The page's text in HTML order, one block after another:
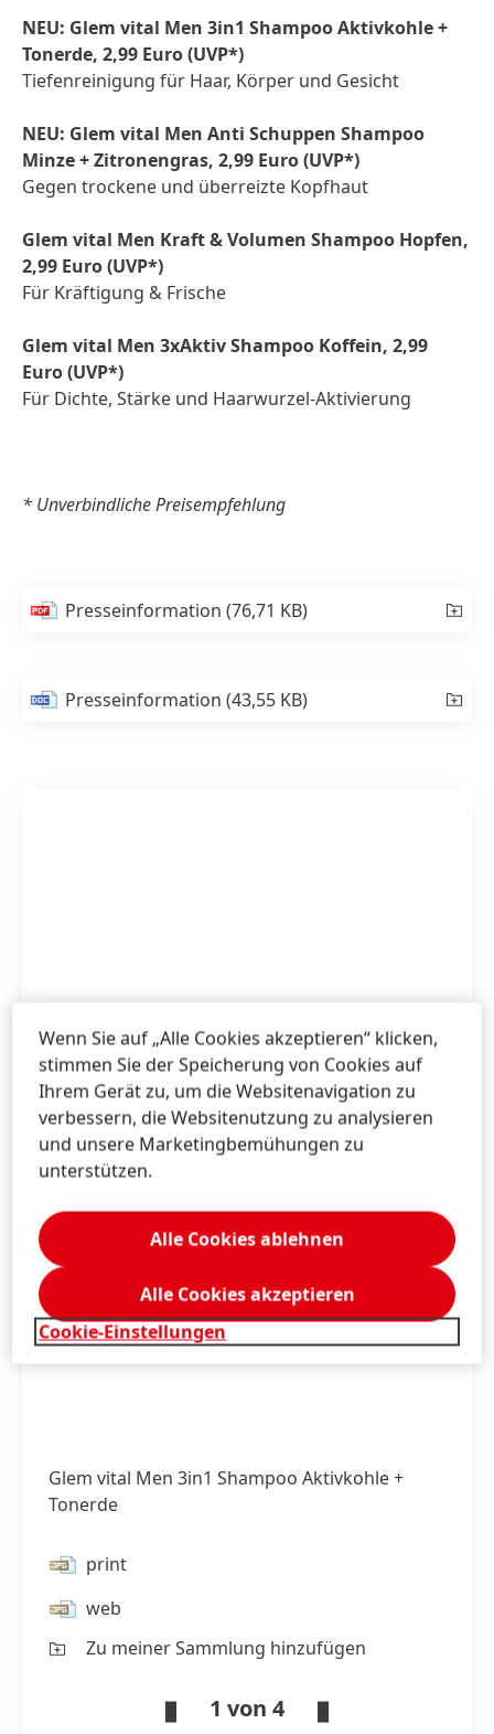
NEU: Glem vital Men 3in1 Shampoo Aktivkohle +
Tonerde, 2,99 Euro(UVP*)
Tiefenreinigung für Haar, Körper und Gesicht
NEU: Glem vital Men Anti Schuppen Shampoo
Minze + Zitronengras, 2,99 Euro(UVP*)
Gegen trockene und überreizte Kopfhaut
Glem vital Men Kraft & Volumen Shampoo Hopfen,
2,99 Euro(UVP*)
Für Kräftigung & Frische
Glem vital Men 3xAktiv Shampoo Koffein, 2,99
Euro(UVP*)
Für Dichte, Stärke und Haarwurzel-Aktivierung
* Unverbindliche Preisempfehlung
Presseinformation(76,71 KB)
Presseinformation(43,55 KB)
Glem vital Men 3in1 Shampoo Aktivkohle +
Tonerde
print
web
Zu meiner Sammlung hinzufügen
1 von 4
Wenn Sie auf „Alle Cookies akzeptieren“ klicken,
stimmen Sie der Speicherung von Cookies auf
Ihrem Gerät zu, um die Websitenavigation zu
verbessern, die Websitenutzung zu analysieren
und unsere Marketingbemühungen zu
unterstützen.
Cookie-Einstellungen
Alle Cookies ablehnen
Alle Cookies akzeptieren